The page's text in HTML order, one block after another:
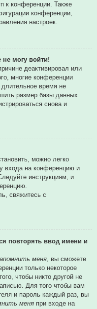
к конференции. Также
конференции,
настроек.
могу войти!
деактивировал или
многие конференции
время не
размер базы данных.
снова и
можно легко
входа на конференцию и
инструкциям, и
свяжитесь с
повторять ввод имени и
меня , вы сможете
только некоторое
чтобы никто другой не
Для того чтобы вам
и пароль каждый раз, вы
меня при входе на